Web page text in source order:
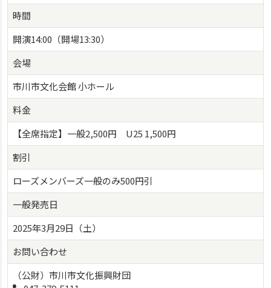
時間
開演14:00（開場13:30）
会場
市川市文化会館 小ホール
料金
【全席指定】一般2,500円 U25 1,500円
割引
ローズメンバーズ一般のみ500円引
一般発売日
2025年3月29日（土）
お問い合わせ
（公財）市川市文化振興財団